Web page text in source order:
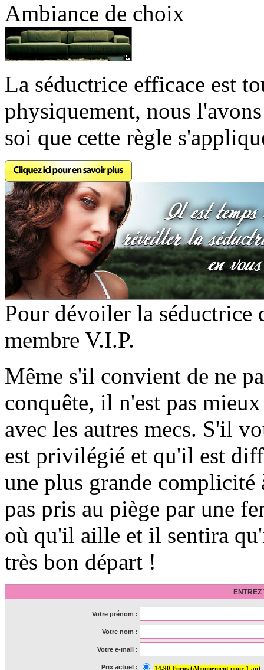
Ambiance de choix
La séductrice efficace est
physiquement, nous
soi que cette règle
Pour dévoiler la séductrice
membre V.I.P.
Même s'il convient de ne
conquête, il n'est pas
avec les autres mecs. S'il
est privilégié et qu'il est
une plus grande complicité
pas pris au piège par une
où qu'il aille et il sentira
très bon départ !
ENTREZ
Votre prénom :
Votre nom :
Votre e-mail :
Prix actuel : 14,90 Euros (Abonnement pour 1 an)